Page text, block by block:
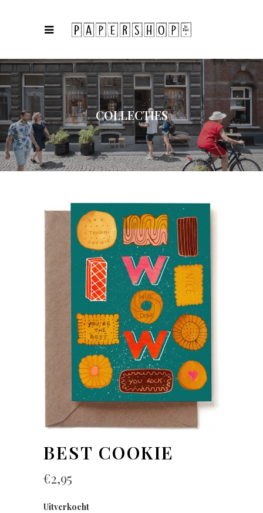
COLLECTIES
BEST COOKIE
€2,95
Uitverkocht